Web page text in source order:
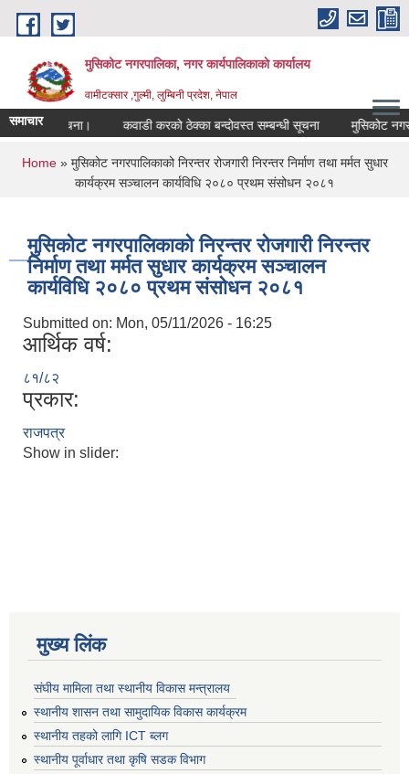
Skip to main content
मुसिकोट नगरपालिका, नगर कार्यपालिकाकाे कार्यालय
वामीटक्सार ,गुल्मी, लुम्बिनी प्रदेश, नेपाल
समाचारसूचना। कवाडी करको ठेक्का बन्दोवस्त सम्बन्धी सूचना मुसिकोट
You are here
Home» मुसिकोट नगरपालिकाको निरन्तर रोजगारी निरन्तर निर्माण तथा मर्मत सुधार
कार्यक्रम सञ्चालन कार्यविधि २०८० प्रथम संसोधन २०८१
मुसिकोट नगरपालिकाको निरन्तर रोजगारी निरन्तर
निर्माण तथा मर्मत सुधार कार्यक्रम सञ्चालन
कार्यविधि २०८० प्रथम संसोधन २०८१
Submitted on: Mon, 05/11/2026 - 16:25
आर्थिक वर्ष:
८१/८२
प्रकार:
राजपत्र
Show in slider:
मुख्य लिंक
संघीय मामिला तथा स्थानीय विकास मन्त्रालय
स्थानीय शासन तथा सामुदायिक विकास कार्यक्रम
स्थानीय तहको लागि ICT ब्लग
स्थानीय पूर्वाधार तथा कृषि सडक विभाग